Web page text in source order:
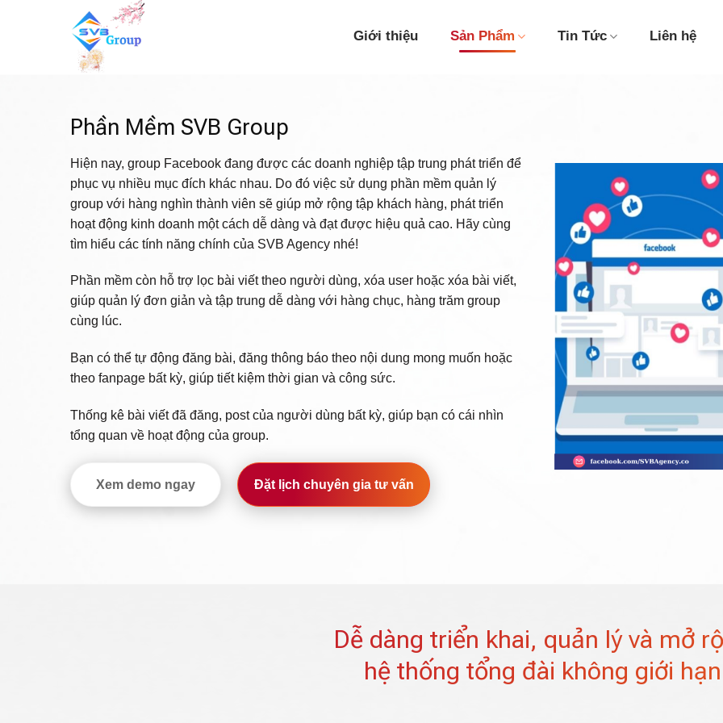
Giới thiệu Sản Phẩm Tin Tức Liên hệ
Phần Mềm SVB Group
Hiện nay, group Facebook đang được các doanh nghiệp tập trung phát triển để
phục vụ nhiều mục đích khác nhau. Do đó việc sử dụng phần mềm quản lý
group với hàng nghìn thành viên sẽ giúp mở rộng tập khách hàng, phát triển
hoạt động kinh doanh một cách dễ dàng và đạt được hiệu quả cao. Hãy cùng
tìm hiểu các tính năng chính của SVB Agency nhé!
Phần mềm còn hỗ trợ lọc bài viết theo người dùng, xóa user hoặc xóa bài viết,
giúp quản lý đơn giản và tập trung dễ dàng với hàng chục, hàng trăm group
cùng lúc.
Bạn có thể tự động đăng bài, đăng thông báo theo nội dung mong muốn hoặc
theo fanpage bất kỳ, giúp tiết kiệm thời gian và công sức.
Thống kê bài viết đã đăng, post của người dùng bất kỳ, giúp bạn có cái nhìn
tổng quan về hoạt động của group.
Xem demo ngay Đặt lịch chuyên gia tư vấn
Dễ dàng triển khai, quản lý và mở
hệ thống tổng đài không giới hạn